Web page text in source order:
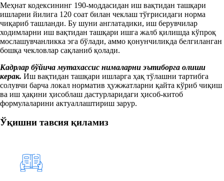
Меҳнат кодексининг 190-моддасидан иш вақтидан ташқари
ишларни йилига 120 соат билан чеклаш тўғрисидаги норма
чиқариб ташланди. Бу шуни англатадики, иш берувчилар
ходимларни иш вақтидан ташқари ишга жалб қилишда кўпроқ
мослашувчанликка эга бўлади, аммо қонунчиликда белгиланган
бошқа чекловлар сақланиб қолади.
Кадрлар бўйича мутахассис нималарни эътиборга олиши
керак. Иш вақтидан ташқари ишларга ҳақ тўлашни тартибга
солувчи барча локал норматив ҳужжатларни қайта кўриб чиқиш
ва иш ҳақини ҳисоблаш дастурларидаги ҳисоб-китоб
формулаларини актуаллаштириш зарур.
Ўқишни тавсия қиламиз